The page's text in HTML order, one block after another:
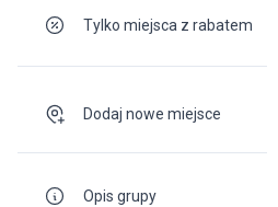
Tylko miejsca z rabatem
Dodaj nowe miejsce
Opis grupy